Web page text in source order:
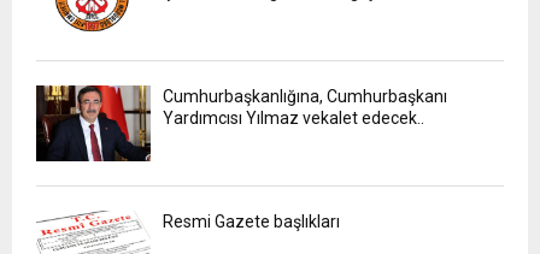
Cumhurbaşkanlığına, Cumhurbaşkanı
Yardımcısı Yılmaz vekalet edecek..
Resmi Gazete başlıkları